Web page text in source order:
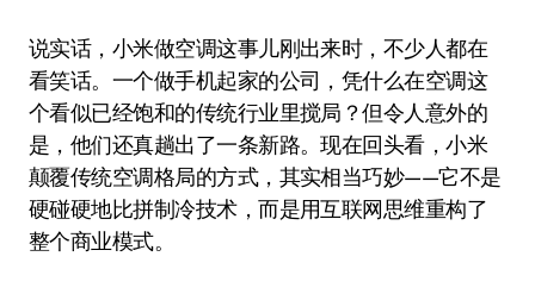
说实话，小米做空调这事儿刚出来时，不少人都在
看笑话。一个做手机起家的公司，凭什么在空调这
个看似已经饱和的传统行业里搅局？但令人意外的
是，他们还真趟出了一条新路。现在回头看，小米
颠覆传统空调格局的方式，其实相当巧妙——它不是
硬碰硬地比拼制冷技术，而是用互联网思维重构了
整个商业模式。